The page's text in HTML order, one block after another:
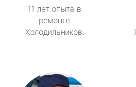
11 лет опыта в
ремонте
Холодильников.